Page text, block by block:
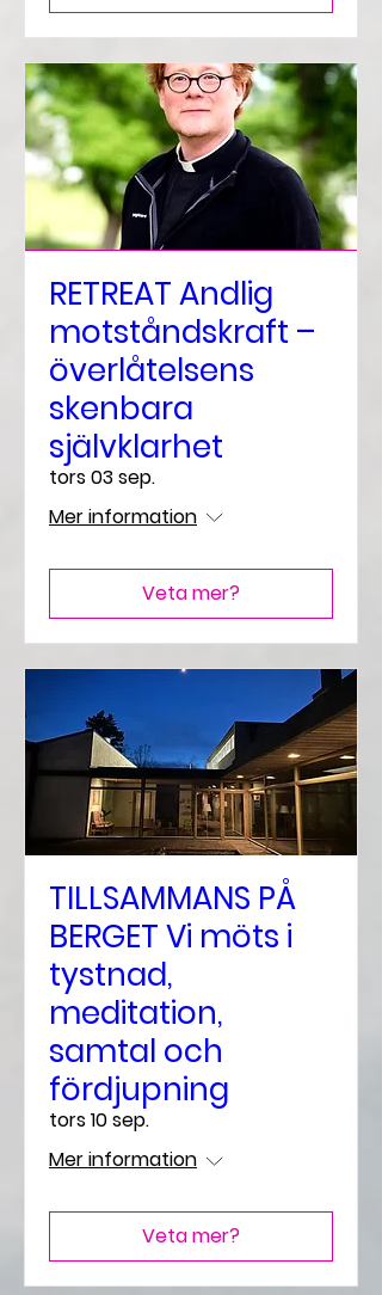
RETREAT Andlig
motståndskraft –
överlåtelsens
skenbara
självklarhet
tors 03 sep.
Mer information
Veta mer?
TILLSAMMANS PÅ
BERGET Vi möts i
tystnad,
meditation,
samtal och
fördjupning
tors 10 sep.
Mer information
Veta mer?